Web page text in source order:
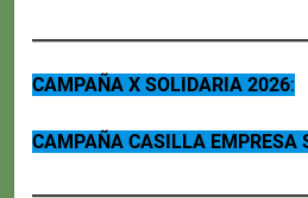
CAMPAÑA X SOLIDARIA 2026:
CAMPAÑA CASILLA EMPRESA